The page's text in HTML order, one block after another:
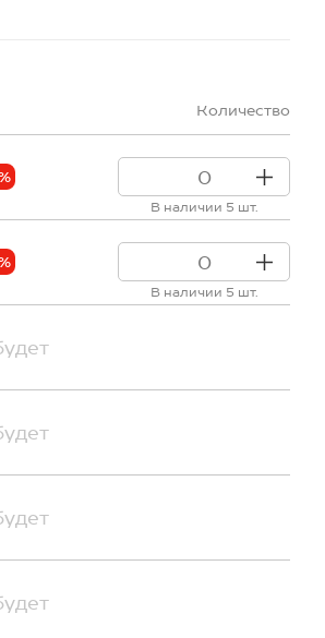
Количество
В наличии 5 шт.
В наличии 5 шт.